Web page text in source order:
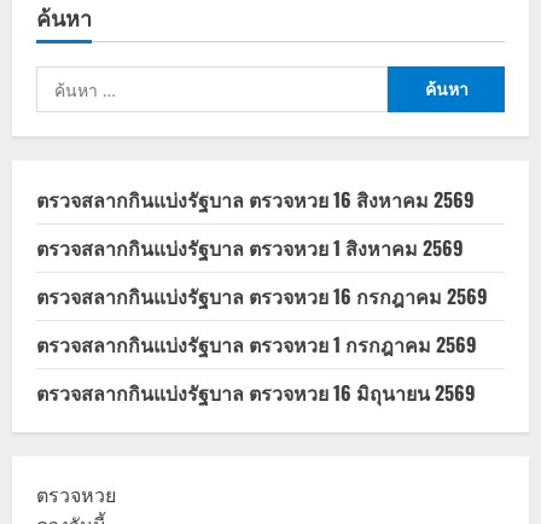
น้ำ
สรุป
เตรียม
ไร
ตรวจ
แม่นยำ
ค้นหา
ค้นหา
สำหรับ:
ตรวจสลากกินแบ่งรัฐบาล ตรวจหวย 16 สิงหาคม 2569
ตรวจสลากกินแบ่งรัฐบาล ตรวจหวย 1 สิงหาคม 2569
ตรวจสลากกินแบ่งรัฐบาล ตรวจหวย 16 กรกฎาคม 2569
ตรวจสลากกินแบ่งรัฐบาล ตรวจหวย 1 กรกฎาคม 2569
ตรวจสลากกินแบ่งรัฐบาล ตรวจหวย 16 มิถุนายน 2569
ตรวจหวย